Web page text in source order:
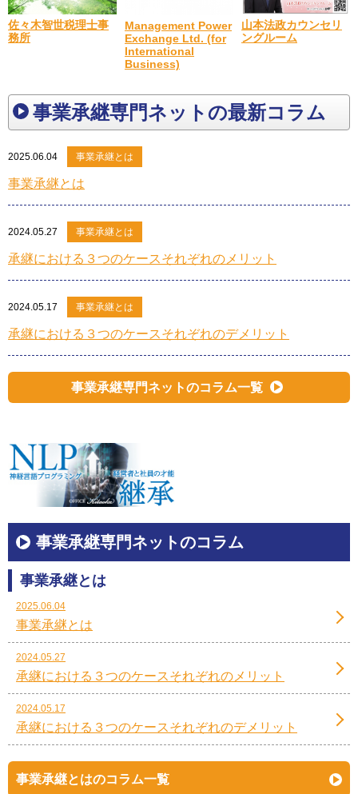
佐々木智世税理士事
務所
Management Power
Exchange Ltd. (for
International
Business)
山本法政カウンセリ
ングルーム
事業承継専門ネットの最新コラム
2025.06.04 事業承継とは
事業承継とは
2024.05.27 事業承継とは
承継における３つのケースそれぞれのメリット
2024.05.17 事業承継とは
承継における３つのケースそれぞれのデメリット
事業承継専門ネットのコラム一覧
事業承継専門ネットのコラム
事業承継とは
2025.06.04
事業承継とは
2024.05.27
承継における３つのケースそれぞれのメリット
2024.05.17
承継における３つのケースそれぞれのデメリット
事業承継とはのコラム一覧